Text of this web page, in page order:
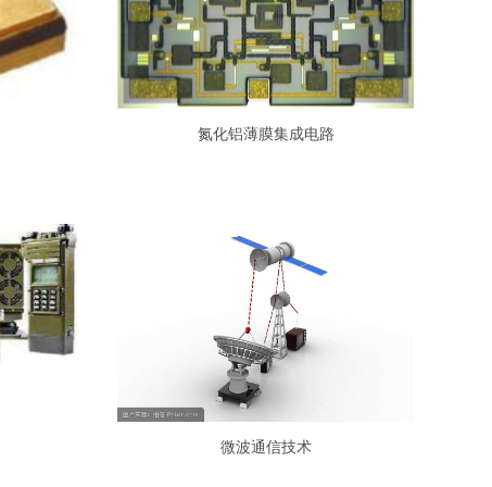
氮化铝薄膜集成电路
微波通信技术